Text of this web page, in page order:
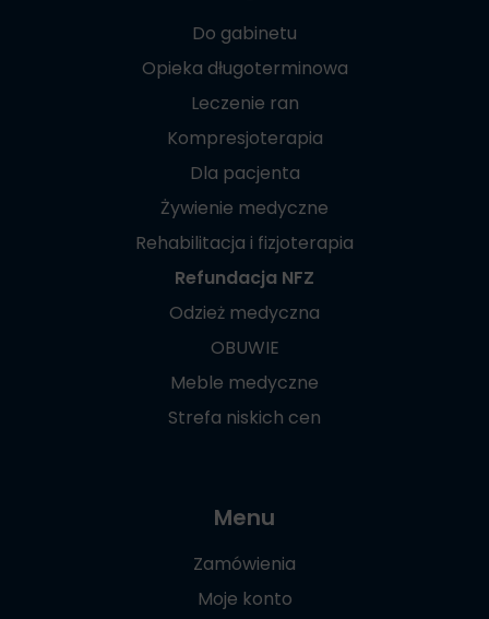
Do gabinetu
Opieka długoterminowa
Leczenie ran
Kompresjoterapia
Dla pacjenta
Żywienie medyczne
Rehabilitacja i fizjoterapia
Refundacja NFZ
Odzież medyczna
OBUWIE
Meble medyczne
Strefa niskich cen
Menu
Zamówienia
Moje konto